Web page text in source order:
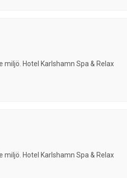
miljö. Hotel Karlshamn Spa & Relax
miljö. Hotel Karlshamn Spa & Relax